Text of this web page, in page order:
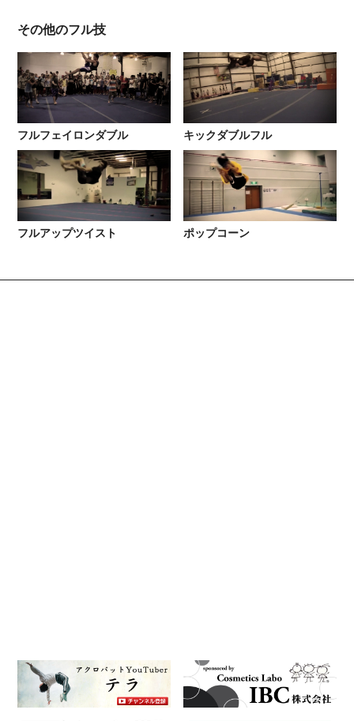
その他のフル技
フルフェイロンダブル キックダブルフル
フルアップツイスト ポップコーン